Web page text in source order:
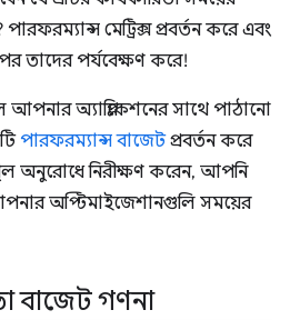
মেট্রিক্স প্রবর্তন করে এবং
তাদের পর্যবেক্ষণ করে!
অ্যাপ্লিকেশনের সাথে পাঠানো
পারফরম্যান্স বাজেটপ্রবর্তন করে
অনুরোধে নিরীক্ষণ করেন, আপনি
অপ্টিমাইজেশানগুলি সময়ের
বাজেট গণনা